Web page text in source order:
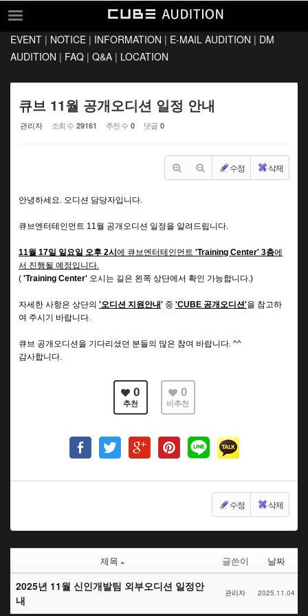
EVENT
INFORMATION
E-MAIL AUDITION
Q&A
LOCATION
EVENT | NOTICE | INFORMATION | E-MAIL AUDITION | DM
AUDITION | FAQ | Q&A | LOCATION
큐브 11월 공개오디션 일정 안내
관리자 조회 수 29161 추천 수 0 댓글 0
수정 삭제
안녕하세요. 오디션 담당자입니다.
큐브엔터테인먼트 11월 공개오디션 일정을 알려드립니다.
11월 17일 일요일 오후 2시 에 큐브엔터테인먼트 'Training Center' 3층에
서 진행될 예정입니다.
( 'Training Center' 오시는 길은 왼쪽 상단에서 확인 가능합니다.)
자세한 사항은 상단의 '오디션 지원안내' 중 'CUBE 공개오디션'을 참고하
여 주시기 바랍니다.
큐브 공개오디션을 기다리셨던 분들의 많은 참여 바랍니다. ^^
감사합니다.
0
추천
0
비추천
수정 삭제
제목 글쓴이 날짜
2025년 11월 신인개발팀 외부오디션 일정안
내
관리자 2025.11.04